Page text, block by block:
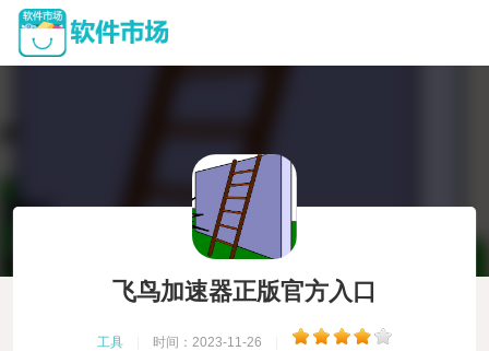
飞鸟加速器正版官方入口
工具 时间：2023-11-26